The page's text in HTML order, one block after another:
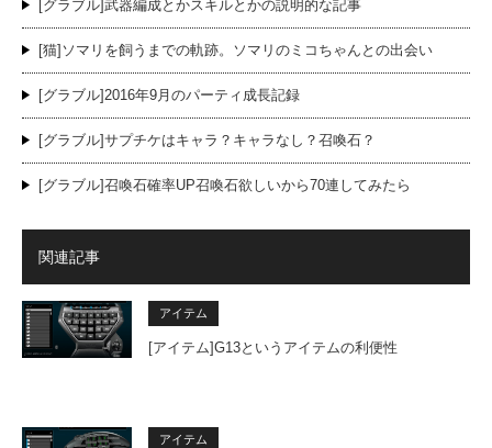
[グラブル]武器編成とかスキルとかの説明的な記事
[猫]ソマリを飼うまでの軌跡。ソマリのミコちゃんとの出会い
[グラブル]2016年9月のパーティ成長記録
[グラブル]サプチケはキャラ？キャラなし？召喚石？
[グラブル]召喚石確率UP召喚石欲しいから70連してみたら
関連記事
アイテム
[アイテム]G13というアイテムの利便性
アイテム